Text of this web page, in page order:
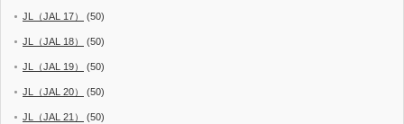
JL（JAL 17） (50)
JL（JAL 18） (50)
JL（JAL 19） (50)
JL（JAL 20） (50)
JL（JAL 21） (50)